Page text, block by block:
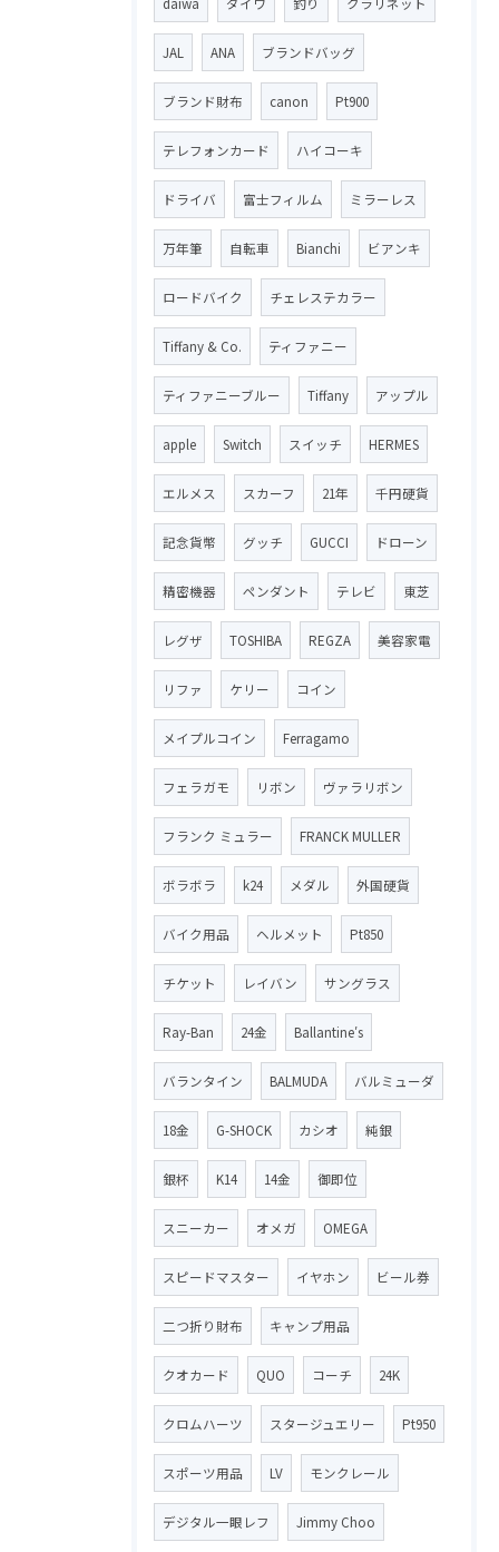
JAL ANA ブランドバッグ
ブランド財布 canon Pt900
テレフォンカード ハイコーキ
ドライバ 富士フィルム ミラーレス
万年筆 自転車 Bianchi ビアンキ
ロードバイク チェレステカラー
Tiffany & Co. ティファニー
ティファニーブルー Tiffany アップル
apple Switch スイッチ HERMES
エルメス スカーフ 21年 千円硬貨
記念貨幣 グッチ GUCCI ドローン
精密機器 ペンダント テレビ 東芝
レグザ TOSHIBA REGZA 美容家電
リファ ケリー コイン
メイプルコイン Ferragamo
フェラガモ リボン ヴァラリボン
フランク ミュラー FRANCK MULLER
ボラボラ k24 メダル 外国硬貨
バイク用品 ヘルメット Pt850
チケット レイバン サングラス
Ray-Ban 24金 Ballantine′s
バランタイン BALMUDA バルミューダ
18金 G-SHOCK カシオ 純銀
銀杯 K14 14金 御即位
スニーカー オメガ OMEGA
スピードマスター イヤホン ビール券
二つ折り財布 キャンプ用品
クオカード QUO コーチ 24K
クロムハーツ スタージュエリー Pt950
スポーツ用品 LV モンクレール
デジタル一眼レフ Jimmy Choo